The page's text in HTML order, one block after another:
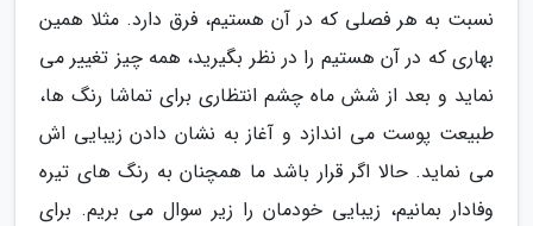
نسبت به هر فصلی که در آن هستیم، فرق دارد. مثلا همین
بهاری که در آن هستیم را در نظر بگیرید، همه چیز تغییر می
نماید و بعد از شش ماه چشم انتظاری برای تماشا رنگ ها،
طبیعت پوست می اندازد و آغاز به نشان دادن زیبایی اش
می نماید. حالا اگر قرار باشد ما همچنان به رنگ های تیره
وفادار بمانیم، زیبایی خودمان را زیر سوال می بریم. برای